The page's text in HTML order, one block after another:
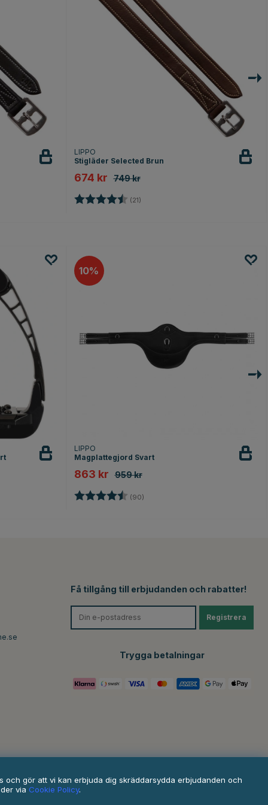
LIPPO
Stigläder Selected Brun
674 kr 749 kr
Betyg: (21)
10
LIPPO
Magplattegjord Svart
863 kr 959 kr
Betyg: (90)
Få tillgång till erbjudanden och rabatter!
Registrera
Trygga betalningar
gör att vi kan erbjuda dig skräddarsydda erbjudanden och
via Cookie Policy.